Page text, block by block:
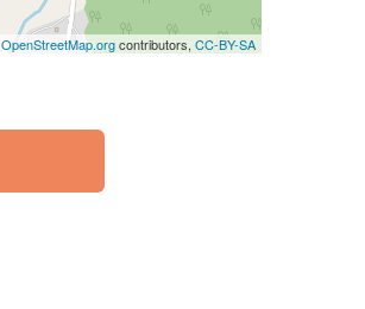
OpenStreetMap.orgcontributors, CC-BY-SA